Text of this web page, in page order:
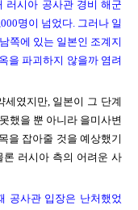
러시아 공사관 경비 해군
명이 넘었다. 그러나 일
쪽에 있는 일본인 조계지
을 파괴하지 않을까 염려
였지만, 일본이 그 단계
했을 뿐 아니라 을미사변
을 잡아줄 것을 예상했기
러시아 측의 어려운 사
공사관 입장은 난처했었